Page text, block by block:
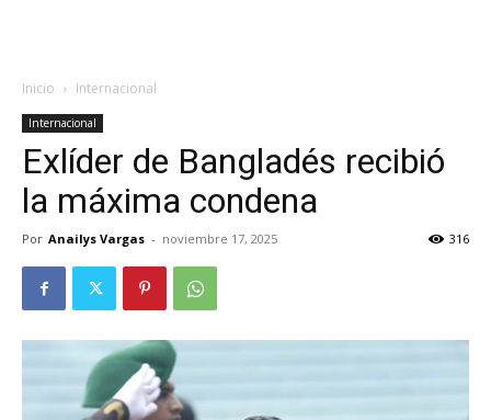
Inicio Internacional
Internacional
Exlíder de Bangladés recibió
la máxima condena
Por Anailys Vargas - noviembre 17, 2025 316